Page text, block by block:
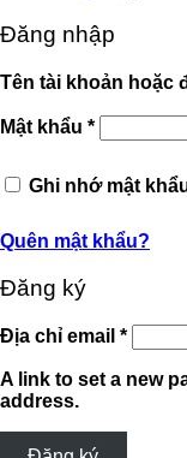
Đăng nhập
Tên tài khoản hoặc
Mật khẩu *Bắt
buộc
Ghi nhớ mật
Quên mật khẩu?
Đăng ký
Địa chỉ email *Bắt
buộc
A link to set a new
address.